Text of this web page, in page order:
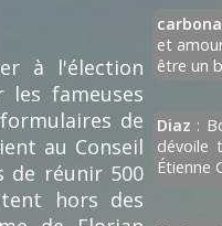
et
être un
Diaz :
dévoile
Étienne
à l'élection
les fameuses
de
au Conseil
de réunir 500
hors des